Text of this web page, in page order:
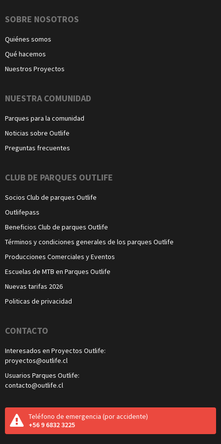
Navegación
SOBRE NOSOTROS
Quiénes somos
Qué hacemos
Nuestros Proyectos
NUESTRA COMUNIDAD
Parques para la comunidad
Noticias sobre Outlife
Preguntas frecuentes
CLUB DE PARQUES OUTLIFE
Socios Club de parques Outlife
Outlifepass
Beneficios Club de parques Outlife
Términos y condiciones generales de los parques Outlife
Producciones Comerciales y Eventos
Escuelas de MTB en Parques Outlife
Nuevas tarifas 2026
Politicas de privacidad
CONTACTO
Interesados en Proyectos Outlife:
proyectos@outlife.cl
Usuarios Parques Outlife:
contacto@outlife.cl
Teléfono de emergencia (por accidente)
+56 9 6832 3225